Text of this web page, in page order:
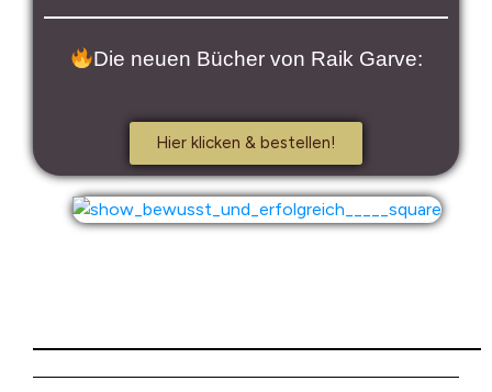
Die neuen Bücher von Raik Garve:
Hier klicken & bestellen!